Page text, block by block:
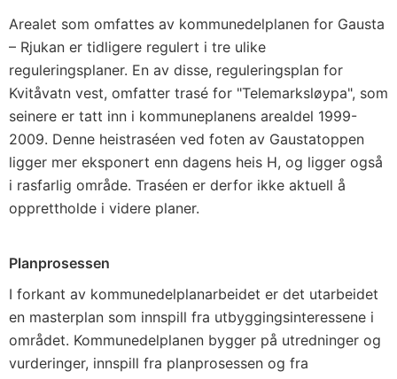
Arealet som omfattes av kommunedelplanen for Gausta
– Rjukan er tidligere regulert i tre ulike
reguleringsplaner. En av disse, reguleringsplan for
Kvitåvatn vest, omfatter trasé for "Telemarksløypa", som
seinere er tatt inn i kommuneplanens arealdel 1999-
2009. Denne heistraséen ved foten av Gaustatoppen
ligger mer eksponert enn dagens heis H, og ligger også
i rasfarlig område. Traséen er derfor ikke aktuell å
opprettholde i videre planer.
Planprosessen
I forkant av kommunedelplanarbeidet er det utarbeidet
en masterplan som innspill fra utbyggingsinteressene i
området. Kommunedelplanen bygger på utredninger og
vurderinger, innspill fra planprosessen og fra